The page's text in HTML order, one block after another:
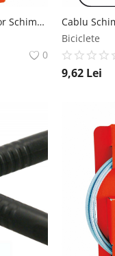
Set Cablu+Teaca Alligator Schimbator 4mm L-2000mm Rosu Alligator
0
Biciclete
9,62 Lei